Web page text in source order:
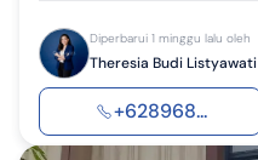
Diperbarui 1 minggu lalu oleh
Theresia Budi Listyawati
+628968...